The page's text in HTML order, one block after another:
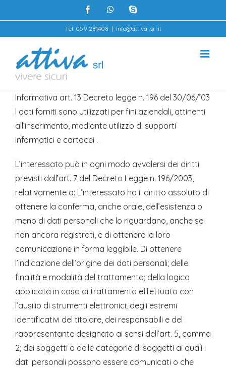
al
contenuto
facebookwhatsappskype
Tel: 059 281408 | info@attiva-srl.it
Informativa art. 13 Decreto legge n. 196 del 30/06/’03
I dati forniti sono utilizzati per fini aziendali, attinenti
all’inserimento, mediante utilizzo di supporti
informatici e cartacei .
L’interessato può in ogni modo avvalersi dei diritti
previsti dall’art. 7 del Decreto Legge n. 196/2003,
relativamente a: L’interessato ha il diritto assoluto di
ottenere la conferma, anche orale, dell’esistenza o
meno di dati personali che lo riguardano, anche se
non ancora registrati, e di ottenere la loro
comunicazione in forma leggibile. Di ottenere
l’indicazione dell’origine dei dati personali; delle
finalità e modalità del trattamento; della logica
applicata in caso di trattamento effettuato con
l’ausilio di strumenti elettronici; degli estremi
identificativi del titolare, dei responsabili e del
rappresentante designato ai sensi dell’art. 5, comma
2; dei soggetti o delle categorie di soggetti ai quali i
dati personali possono essere comunicati o che